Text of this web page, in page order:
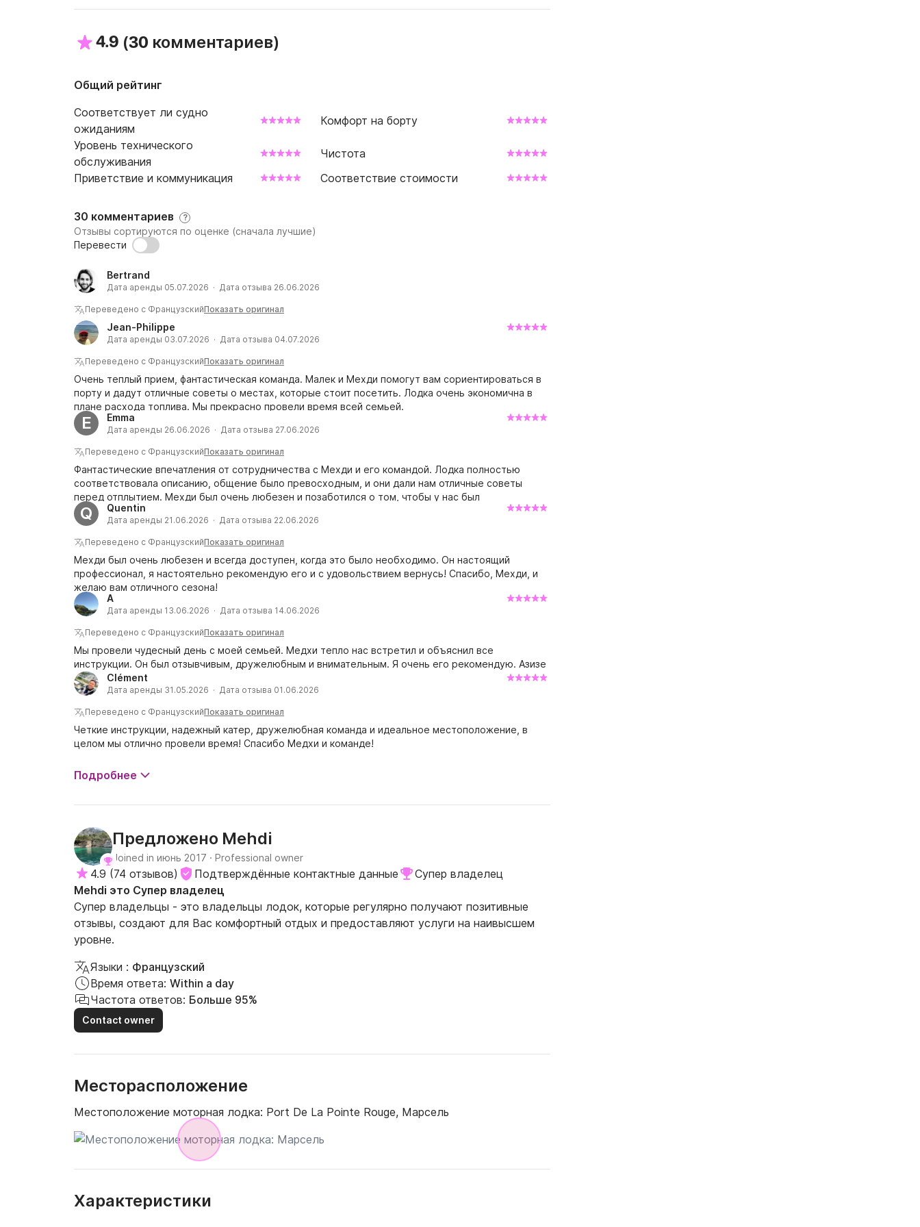
4.9 (30 комментариев)
Общий рейтинг
Соответствует ли судно
ожиданиям
Комфорт на борту
Уровень технического
обслуживания
Чистота
Приветствие и коммуникация
Соответствие стоимости
30 комментариев ?
Отзывы сортируются по оценке (сначала лучшие)
Перевести
Bertrand
Дата аренды 05.07.2026 · Дата отзыва 26.06.2026
Переведено с ФранцузскийПоказать оригинал
Jean-Philippe
Дата аренды 03.07.2026 · Дата отзыва 04.07.2026
Переведено с ФранцузскийПоказать оригинал
Очень теплый прием, фантастическая команда. Малек и Мехди помогут вам сориентироваться в
порту и дадут отличные советы о местах, которые стоит посетить. Лодка очень экономична в
плане расхода топлива. Мы прекрасно провели время всей семьей.
E Emma
Дата аренды 26.06.2026 · Дата отзыва 27.06.2026
Переведено с ФранцузскийПоказать оригинал
Фантастические впечатления от сотрудничества с Мехди и его командой. Лодка полностью
соответствовала описанию, общение было превосходным, и они дали нам отличные советы
перед отплытием. Мехди был очень любезен и позаботился о том, чтобы у нас был
замечательный день. Я настоятельно рекомендую их!
Q Quentin
Дата аренды 21.06.2026 · Дата отзыва 22.06.2026
Переведено с ФранцузскийПоказать оригинал
Мехди был очень любезен и всегда доступен, когда это было необходимо. Он настоящий
профессионал, я настоятельно рекомендую его и с удовольствием вернусь! Спасибо, Мехди, и
желаю вам отличного сезона!
A
Дата аренды 13.06.2026 · Дата отзыва 14.06.2026
Переведено с ФранцузскийПоказать оригинал
Мы провели чудесный день с моей семьей. Медхи тепло нас встретил и объяснил все
инструкции. Он был отзывчивым, дружелюбным и внимательным. Я очень его рекомендую. Азизе
Clément
Дата аренды 31.05.2026 · Дата отзыва 01.06.2026
Переведено с ФранцузскийПоказать оригинал
Четкие инструкции, надежный катер, дружелюбная команда и идеальное местоположение, в
целом мы отлично провели время! Спасибо Медхи и команде!
Подробнее
Предложено Mehdi
Joined in июнь 2017 · Professional owner
4.9 (74 отзывов) Подтверждённые контактные данные
Супер владелец
Mehdi это Супер владелец
Супер владельцы - это владельцы лодок, которые регулярно получают позитивные
отзывы, создают для Вас комфортный отдых и предоставляют услуги на наивысшем
уровне.
Языки : Французский
Время ответа: Within a day
Частота ответов: Больше 95%
Contact owner
Месторасположение
Местоположение моторная лодка: Port De La Pointe Rouge, Марсель
Характеристики